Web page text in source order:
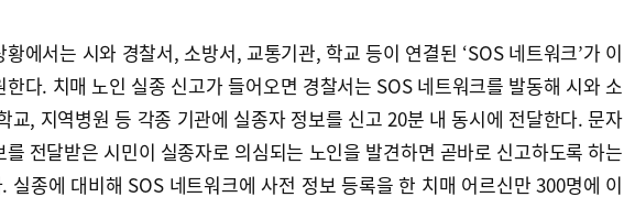
황에서는 시와 경찰서, 소방서, 교통기관, 학교 등이 연결된 ‘SOS 네트워크’가 이
한다. 치매 노인 실종 신고가 들어오면 경찰서는 SOS 네트워크를 발동해 시와 소
교, 지역병원 등 각종 기관에 실종자 정보를 신고 20분 내 동시에 전달한다. 문자
를 전달받은 시민이 실종자로 의심되는 노인을 발견하면 곧바로 신고하도록 하는
실종에 대비해 SOS 네트워크에 사전 정보 등록을 한 치매 어르신만 300명에 이